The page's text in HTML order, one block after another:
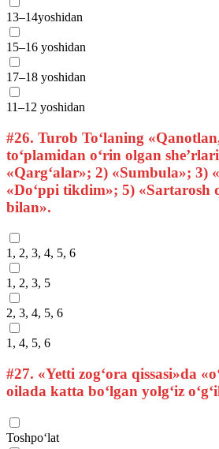
13–14yoshidan
15–16 yoshidan
17–18 yoshidan
11–12 yoshidan
#26. Turob To‘laning
to‘plamidan o‘rin olgan
«Qarg‘alar»; 2) «Sumbula»; 3)
«Do‘ppi tikdim»; 5) «Sartarosh
bilan».
1, 2, 3, 4, 5, 6
1, 2, 3, 5
2, 3, 4, 5, 6
1, 4, 5, 6
#27. «Yetti zog‘ora qissasi»da
oilada katta bo‘lgan yolg‘iz
Toshpo‘lat